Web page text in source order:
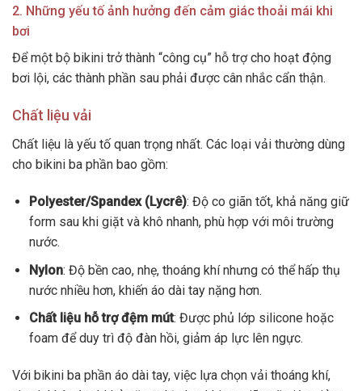
2. Những yếu tố ảnh hưởng đến cảm giác thoải mái khi
bơi
Để một bộ bikini trở thành “công cụ” hỗ trợ cho hoạt động
bơi lội, các thành phần sau phải được cân nhắc cẩn thận.
Chất liệu vải
Chất liệu là yếu tố quan trọng nhất. Các loại vải thường dùng
cho bikini ba phần bao gồm:
Polyester/Spandex (Lycrê): Độ co giãn tốt, khả năng giữ
form sau khi giặt và khô nhanh, phù hợp với môi trường
nước.
Nylon: Độ bền cao, nhẹ, thoáng khí nhưng có thể hấp thụ
nước nhiều hơn, khiến áo dài tay nặng hơn.
Chất liệu hỗ trợ đệm mút: Được phủ lớp silicone hoặc
foam để duy trì độ đàn hồi, giảm áp lực lên ngực.
Với bikini ba phần áo dài tay, việc lựa chọn vải thoáng khí,